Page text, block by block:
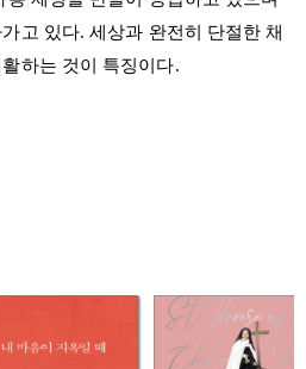
고 있다. 세상과 완전히 단절한 채
하는 것이 특징이다.